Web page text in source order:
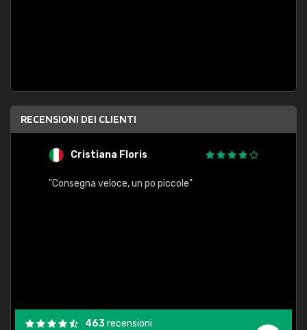
RECENSIONI DEI CLIENTI
Cristiana Floris
"Consegna veloce, un po piccole"
463recensioni